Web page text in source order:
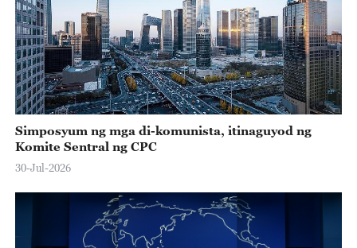
Simposyum ng mga di-komunista, itinaguyod ng
Komite Sentral ng CPC
30-Jul-2026